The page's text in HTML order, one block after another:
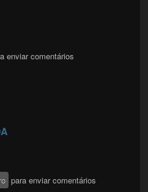
enviar comentários
para enviar comentários